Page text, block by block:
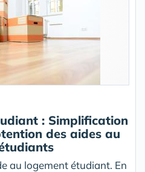
: Simplification
des aides au
au logement étudiant. En